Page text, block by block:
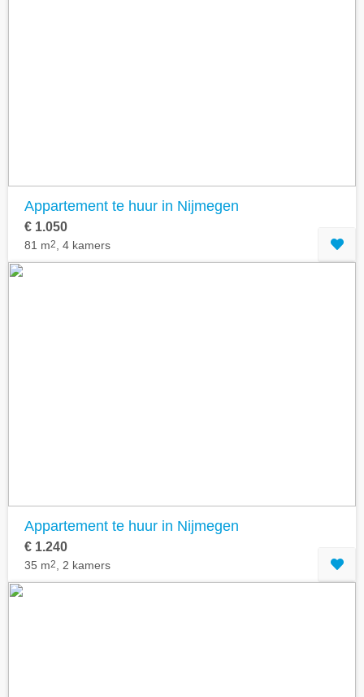
Appartement te huur in Nijmegen
€ 1.050
81 m2 , 4 kamers
Appartement te huur in Nijmegen
€ 1.240
35 m2 , 2 kamers